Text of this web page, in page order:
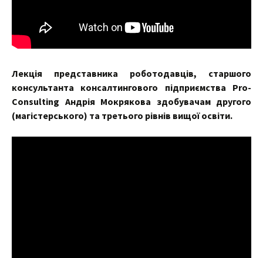
Лекція представника роботодавців, старшого
консультанта консалтингового підприємства Pro-
Consulting Андрія Мокрякова здобувачам другого
(магістерського) та третього рівнів вищої освіти.